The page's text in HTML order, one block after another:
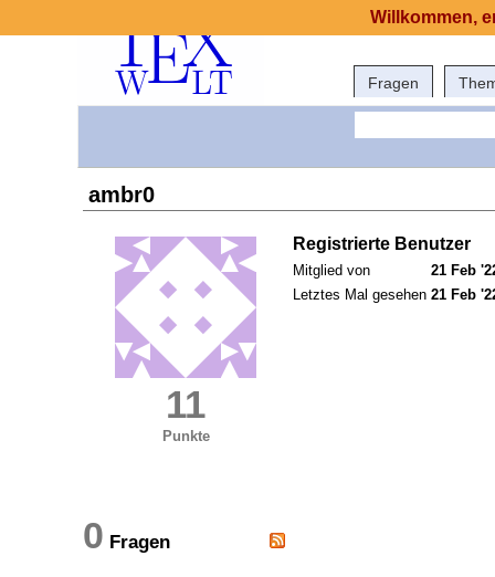
Fragen
ambr0
11
Punkte
Registrierte Benutzer
Mitglied von
21 Feb
Letztes Mal gesehen 21 Feb
0 Fragen
Willkommen,